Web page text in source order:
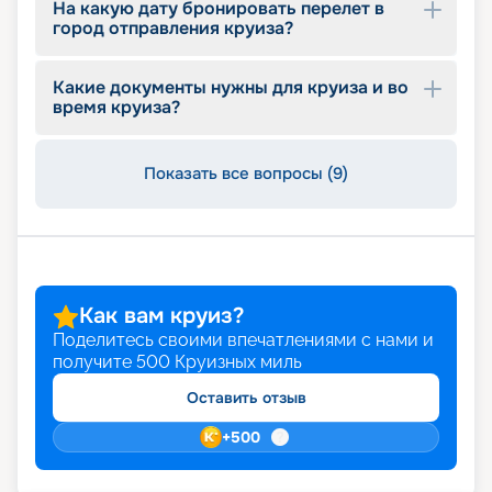
описание маршрутов, расписание отправления
на 2026 - 2027 г., обзор бесплатных услуг,
На какую дату бронировать перелет в
город отправления круиза?
Какие документы нужны для круиза и во
время круиза?
Показать все вопросы (9)
Как вам круиз?
Поделитесь своими впечатлениями с нами и
получите 500 Круизных миль
Оставить отзыв
+500